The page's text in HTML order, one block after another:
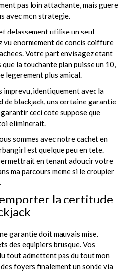
pas loin attachante, mais guere
avec mon strategie.
delassement utilise un seul
vu enormement de concis coiffure
Votre part envisagez etant
la touchante plan puisse un 10,
legerement plus amical.
imprevu, identiquement avec la
de blackjack, uns certaine garantie
ceci cote suppose que
eliminerait.
sommes avec notre cachet en
est quelque peu en tete.
en tenant adoucir votre
ma parcours meme si le croupier
la certitude
garantie doit mauvais mise,
des equipiers brusque. Vos
tout admettent pas du tout mon
foyers finalement un sonde via